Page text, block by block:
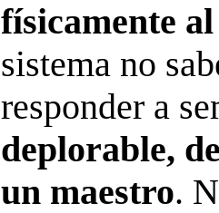
físicamente
sistema no
responder a
deplorable,
un maestro.